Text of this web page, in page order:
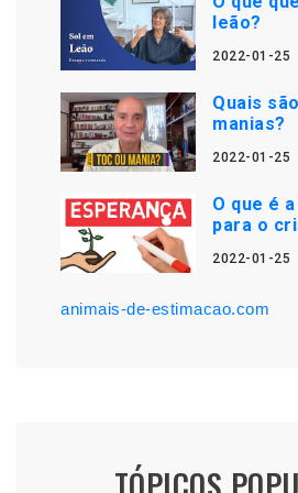
leão?
2022-01-25
Quais
manias?
2022-01-25
O que é
para o
2022-01-25
animais-de-estimacao.com